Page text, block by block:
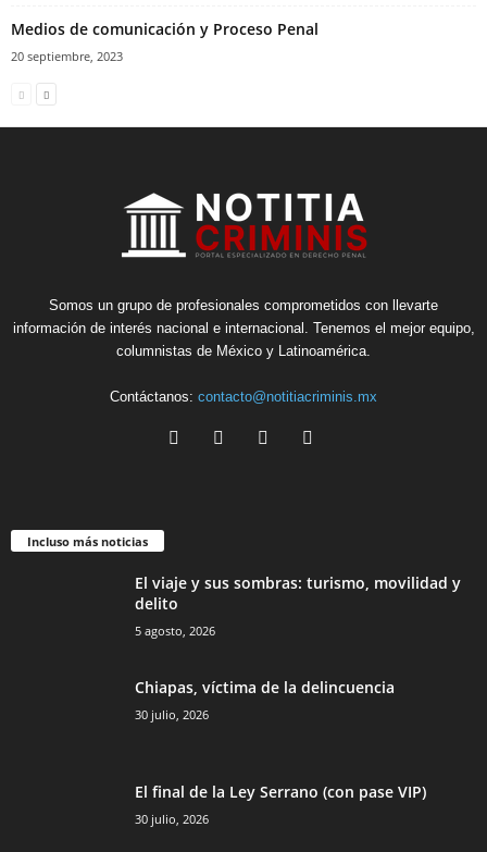
Medios de comunicación y Proceso Penal
20 septiembre, 2023
Somos un grupo de profesionales comprometidos con llevarte
información de interés nacional e internacional. Tenemos el mejor equipo,
columnistas de México y Latinoamérica.
Contáctanos: contacto@notitiacriminis.mx
Incluso más noticias
El viaje y sus sombras: turismo, movilidad y
delito
5 agosto, 2026
Chiapas, víctima de la delincuencia
30 julio, 2026
El final de la Ley Serrano (con pase VIP)
30 julio, 2026